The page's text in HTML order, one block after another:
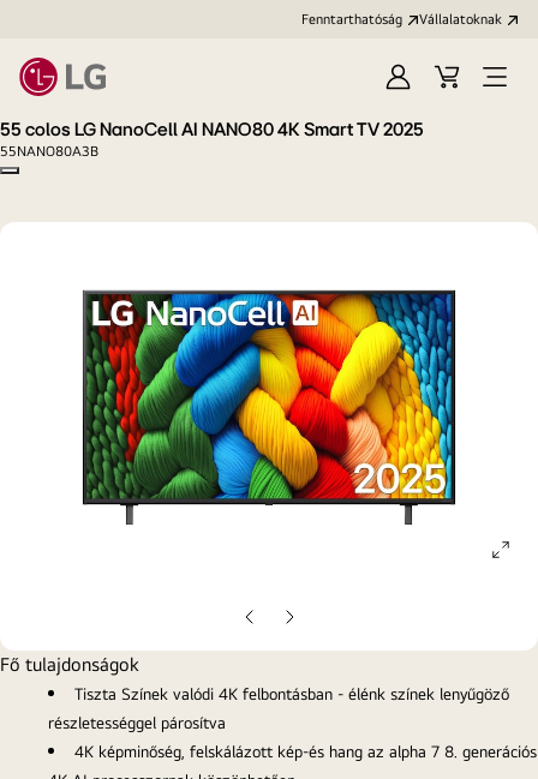
Fenntarthatóság Vállalatoknak
Bejelentkezés
KosárMenü
55 colos LG NanoCell AI NANO80 4K Smart TV 2025
55NANO80A3B
Copy model name
Előző
oldal
Következő
oldal
Fő tulajdonságok
Tiszta Színek valódi 4K felbontásban - élénk színek lenyűgöző
részletességgel párosítva
4K képminőség, felskálázott kép-és hang az alpha 7 8. generációs